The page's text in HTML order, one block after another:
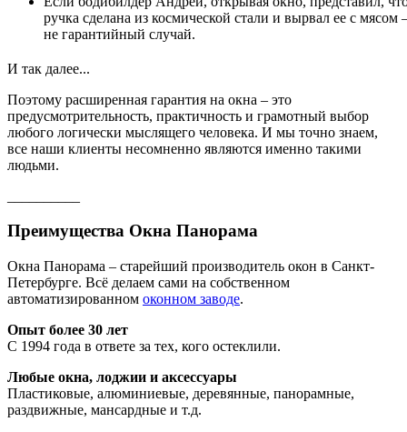
ручка сделана из космической стали и вырвал ее с мясом
не гарантийный случай.
И так далее...
Поэтому расширенная гарантия на окна – это
предусмотрительность, практичность и грамотный выбор
любого логически мыслящего человека. И мы точно знаем,
все наши клиенты несомненно являются именно такими
людьми.
Преимущества Окна Панорама
Окна Панорама – старейший производитель окон в Санкт-
Петербурге. Всё делаем сами на собственном
автоматизированном оконном заводе.
Опыт более 30 лет
С 1994 года в ответе за тех, кого остеклили.
Любые окна, лоджии и аксессуары
Пластиковые, алюминиевые, деревянные, панорамные,
раздвижные, мансардные и т.д.